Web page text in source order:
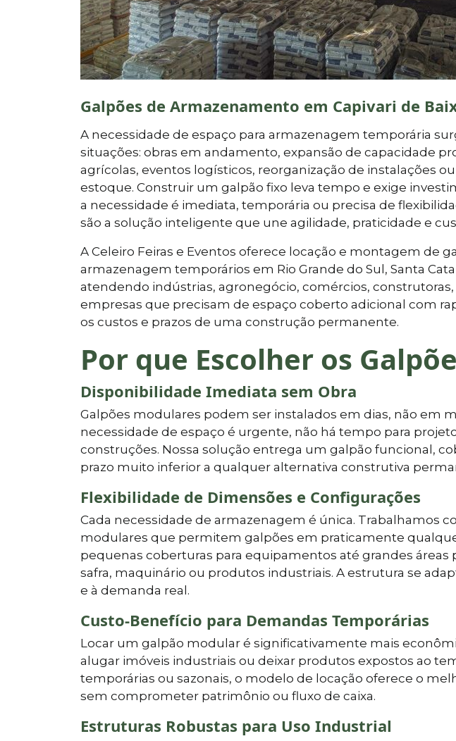
Galpões de Armazenamento em Capivari de
A necessidade de espaço para armazenagem temporária
situações: obras em andamento, expansão de capacidade
agrícolas, eventos logísticos, reorganização de instalações
estoque. Construir um galpão fixo leva tempo e exige
a necessidade é imediata, temporária ou precisa de
são a solução inteligente que une agilidade, praticidade e
A Celeiro Feiras e Eventos oferece locação e montagem de
armazenagem temporários em Rio Grande do Sul, Santa
atendendo indústrias, agronegócio, comércios,
empresas que precisam de espaço coberto adicional com
os custos e prazos de uma construção permanente.
Por que Escolher os
Disponibilidade Imediata sem Obra
Galpões modulares podem ser instalados em dias, não em
necessidade de espaço é urgente, não há tempo para
construções. Nossa solução entrega um galpão funcional,
prazo muito inferior a qualquer alternativa construtiva
Flexibilidade de Dimensões e Configurações
Cada necessidade de armazenagem é única. Trabalhamos
modulares que permitem galpões em praticamente
pequenas coberturas para equipamentos até grandes áreas
safra, maquinário ou produtos industriais. A estrutura se
e à demanda real.
Custo-Benefício para Demandas Temporárias
Locar um galpão modular é significativamente mais
alugar imóveis industriais ou deixar produtos expostos ao
temporárias ou sazonais, o modelo de locação oferece o
sem comprometer patrimônio ou fluxo de caixa.
Estruturas Robustas para Uso Industrial